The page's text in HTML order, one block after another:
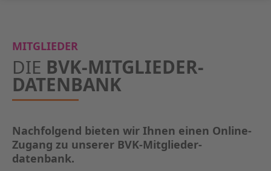
MITGLIEDER
DIE BVK-MITGLIEDER­
DATENBANK
Nachfolgend bieten wir Ihnen einen Online-
Zugang zu unserer BVK-Mitglieder­
datenbank.